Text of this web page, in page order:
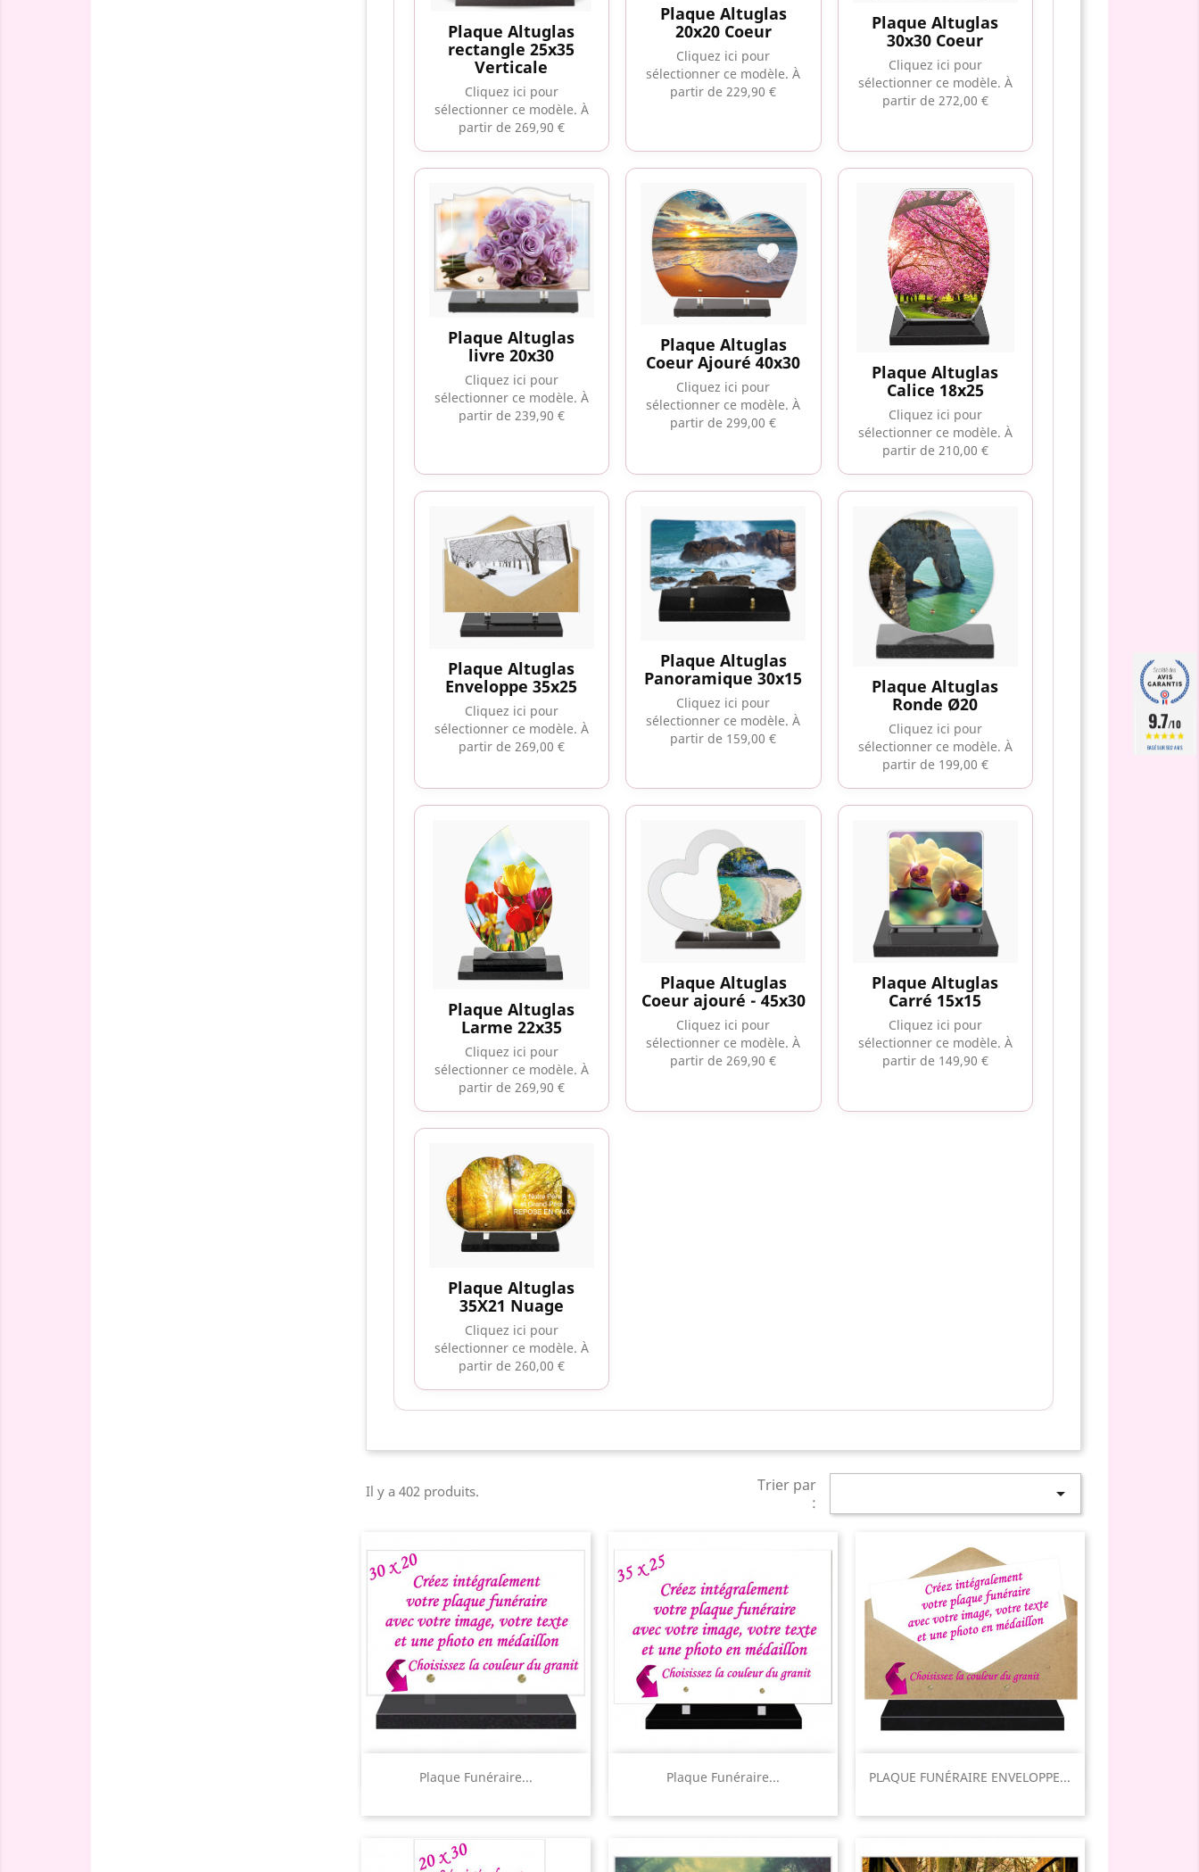
Plaque Altuglas
rectangle 25x35
Verticale
Cliquez ici pour
sélectionner ce modèle. À
partir de 269,90 €
Plaque Altuglas
20x20 Coeur
Cliquez ici pour
sélectionner ce modèle. À
partir de 229,90 €
Plaque Altuglas
30x30 Coeur
Cliquez ici pour
sélectionner ce modèle. À
partir de 272,00 €
Plaque Altuglas
livre 20x30
Cliquez ici pour
sélectionner ce modèle. À
partir de 239,90 €
Plaque Altuglas
Coeur Ajouré 40x30
Cliquez ici pour
sélectionner ce modèle. À
partir de 299,00 €
Plaque Altuglas
Calice 18x25
Cliquez ici pour
sélectionner ce modèle. À
partir de 210,00 €
Plaque Altuglas
Enveloppe 35x25
Cliquez ici pour
sélectionner ce modèle. À
partir de 269,00 €
Plaque Altuglas
Panoramique 30x15
Cliquez ici pour
sélectionner ce modèle. À
partir de 159,00 €
Plaque Altuglas
Ronde Ø20
Cliquez ici pour
sélectionner ce modèle. À
partir de 199,00 €
Plaque Altuglas
Larme 22x35
Cliquez ici pour
sélectionner ce modèle. À
partir de 269,90 €
Plaque Altuglas
Coeur ajouré - 45x30
Cliquez ici pour
sélectionner ce modèle. À
partir de 269,90 €
Plaque Altuglas
Carré 15x15
Cliquez ici pour
sélectionner ce modèle. À
partir de 149,90 €
Plaque Altuglas
35X21 Nuage
Cliquez ici pour
sélectionner ce modèle. À
partir de 260,00 €
Il y a 402 produits.
Trier par
:

Plaque Funéraire...
Aperçu rapide Plaque Funéraire...
Aperçu rapide PLAQUE FUNÉRAIRE ENVELOPPE...
Aperçu rapide
9.7/10
BASÉ SUR 502 AVIS